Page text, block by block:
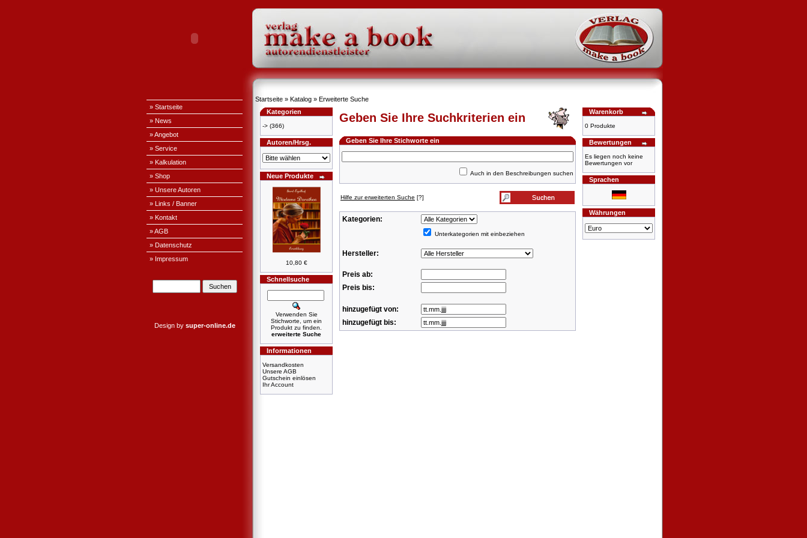
» Startseite
» News
» Angebot
» Service
» Kalkulation
» Shop
» Unsere Autoren
» Links / Banner
» Kontakt
» AGB
» Datenschutz
» Impressum
Design by super-online.de
Startseite » Katalog » Erweiterte Suche
Kategorien
-> (366)
Autoren/Hrsg.
Neue Produkte
10,80 €
Schnellsuche
Verwenden Sie
Stichworte, um ein
Produkt zu finden.
erweiterte Suche
Informationen
Versandkosten
Unsere AGB
Gutschein einlösen
Ihr Account
Geben Sie Ihre Suchkriterien ein
Geben Sie Ihre Stichworte ein
Auch in den Beschreibungen suchen
Hilfe zur erweiterten Suche [?]
Kategorien:
Unterkategorien mit einbeziehen
Hersteller:
Preis ab:
Preis bis:
hinzugefügt von:
hinzugefügt bis:
Warenkorb
0 Produkte
Bewertungen
Es liegen noch keine
Bewertungen vor
Sprachen
Währungen